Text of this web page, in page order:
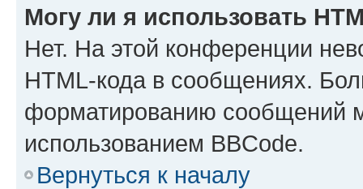
Могу ли я использовать
Нет. На этой конференции
HTML-кода в сообщениях.
форматированию сообщений
использованием BBCode.
Вернуться к началу